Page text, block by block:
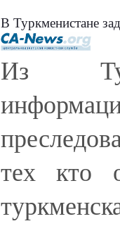
В Туркменистане
Из
тех кто